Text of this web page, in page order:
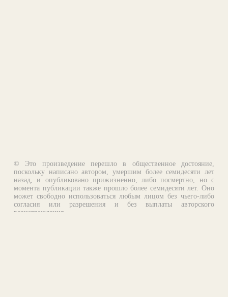
© Это произведение перешло в общественное достояние,
поскольку написано автором, умершим более семидесяти лет
назад, и опубликовано прижизненно, либо посмертно, но с
момента публикации также прошло более семидесяти лет. Оно
может свободно использоваться любым лицом без чьего-либо
согласия или разрешения и без выплаты авторского
вознаграждения.